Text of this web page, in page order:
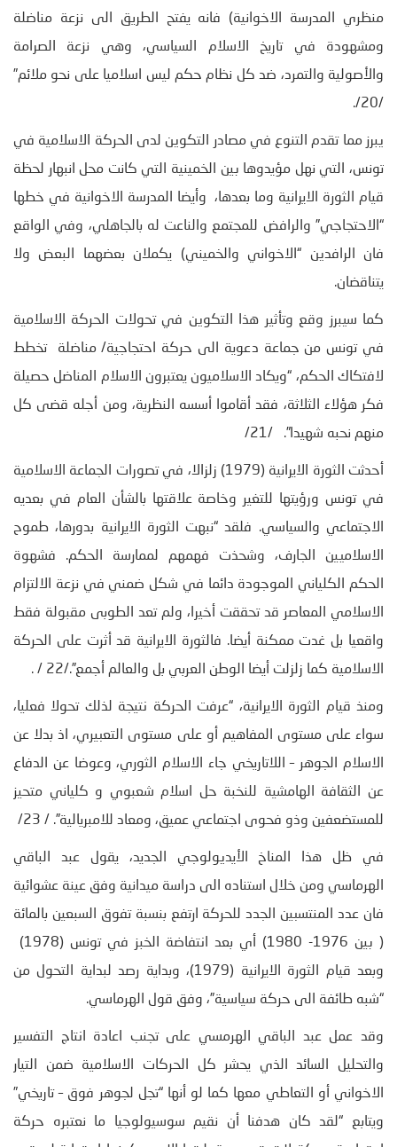
منظري المدرسة الاخوانية) فانه يفتح الطريق الى نزعة مناضلة
ومشهودة في تاريخ الاسلام السياسي، وهي نزعة الصرامة
والأصولية والتمرد، ضد كل نظام حكم ليس اسلاميا على نحو ملائم”
/20/.
يبرز مما تقدم التنوع في مصادر التكوين لدى الحركة الاسلامية في
تونس، التي نهل مؤيدوها بين الخمينية التي كانت محل انبهار لحظة
قيام الثورة الايرانية وما بعدها، وأيضا المدرسة الاخوانية في خطها
“الاحتجاجي” والرافض للمجتمع والناعت له بالجاهلي، وفي الواقع
فان الرافدين “الاخواني والخميني) يكملان بعضهما البعض ولا
يتناقضان.
كما سيبرز وقع وتأثير هذا التكوين في تحولات الحركة الاسلامية
في تونس من جماعة دعوية الى حركة احتجاجية/ مناضلة تخطط
لافتكاك الحكم، “ويكاد الاسلاميون يعتبرون الاسلام المناضل حصيلة
فكر هؤلاء الثلاثة، فقد أقاموا أسسه النظرية، ومن أجله قضى كل
منهم نحبه شهيدا”. /21/
أحدثت الثورة الايرانية (1979) زلزالا، في تصورات الجماعة الاسلامية
في تونس ورؤيتها للتغير وخاصة علاقتها بالشأن العام في بعديه
الاجتماعي والسياسي. فلقد “نبهت الثورة الايرانية بدورها، طموح
الاسلاميين الجارف، وشحذت فهمهم لممارسة الحكم. فشهوة
الحكم الكلياني الموجودة دائما في شكل ضمني في نزعة الالتزام
الاسلامي المعاصر قد تحققت أخيرا، ولم تعد الطوبى مقبولة فقط
واقعيا بل غدت ممكنة أيضا. فالثورة الايرانية قد أثرت على الحركة
الاسلامية كما زلزلت أيضا الوطن العربي بل والعالم أجمع”./22 / .
ومنذ قيام الثورة الايرانية، “عرفت الحركة نتيجة لذلك تحولا فعليا،
سواء على مستوى المفاهيم أو على مستوى التعبيري، اذ بدلا عن
الاسلام الجوهر – اللاتاريخي جاء الاسلام الثوري، وعوضا عن الدفاع
عن الثقافة الهامشية للنخبة حل اسلام شعبوي و كلياني متحيز
للمستضعفين وذو فحوى اجتماعي عميق، ومعاد للامبريالية”. / 23/
في ظل هذا المناخ الأيديولوجي الجديد، يقول عبد الباقي
الهرماسي ومن خلال استناده الى دراسة ميدانية وفق عينة عشوائية
فان عدد المنتسبين الجدد للحركة ارتفع بنسبة تفوق السبعين بالمائة
( بين 1976- 1980) أي بعد انتفاضة الخبز في تونس (1978)
وبعد قيام الثورة الايرانية (1979)، وبداية رصد لبداية التحول من
“شبه طائفة الى حركة سياسية”، وفق قول الهرماسي.
وقد عمل عبد الباقي الهرمسي على تجنب اعادة انتاج التفسير
والتحليل السائد الذي يحشر كل الحركات الاسلامية ضمن التيار
الاخواني أو التعاطي معها كما لو أنها “تجل لجوهر فوق – تاريخي”
ويتابع “لقد كان هدفنا أن نقيم سوسيولوجيا ما نعتبره حركة